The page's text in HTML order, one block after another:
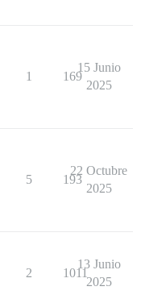
1 169
15 Junio
2025
5 193
22 Octubre
2025
2 1011
13 Junio
2025